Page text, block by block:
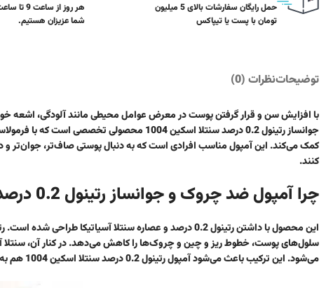
حمل رایگان سفارشات بالای 5 میلیون
تومان با پست یا تیپاکس
شما عزیزان هستیم.
توضیحاتنظرات (0)
با افزایش سن و قرار گرفتن پوست در معرض عوامل محیطی مانند آلودگی،
جوانساز رتینول 0.2 درصد سنتلا اسکین 1004
کمک می‌کند. این آمپول مناسب افرادی است که به دنبال پوستی صاف‌تر،
کنند.
چرا آمپول ضد چروک و جوانساز رتینول 0.2 درصد سنتلا اسکین 1004 مؤثر است؟
این محصول با داشتن رتینول 0.2 درصد و عصاره سنتلا
سلول‌های پوست، خطوط ریز و چین و چروک‌ها را کاهش می‌دهد. در کنار آن،
می‌شود. این ترکیب باعث می‌شود آمپول رتینول 0.2 درصد سنتلا اسکین 1004 هم به جوانسازی پوست کمک کند هم از تحریک و حساسیت جلوگیری نماید.